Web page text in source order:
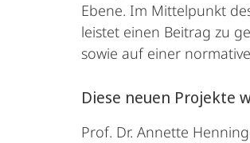
Ebene. Im Mittelpunkt
leistet einen Beitrag zu
sowie auf einer
Diese neuen Projekte
Prof. Dr. Annette